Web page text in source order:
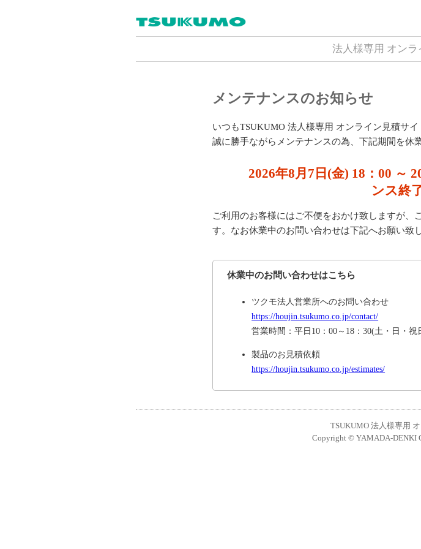
法人様専用 オンラ
メンテナンスのお知らせ
いつもTSUKUMO 法人様専用 オンライン見積サ
誠に勝手ながらメンテナンスの為、下記期間を休
2026年8月7日(金) 18：00 ～
ンス終
ご利用のお客様にはご不便をおかけ致しますが、
す。なお休業中のお問い合わせは下記へお願い致し
休業中のお問い合わせはこちら
ツクモ法人営業所へのお問い合わせ
https://houjin.tsukumo.co.jp/contact/
営業時間：平日10：00～18：30(土・日・祝
製品のお見積依頼
https://houjin.tsukumo.co.jp/estimates/
TSUKUMO 法人様専用
Copyright © YAMADA-DENKI